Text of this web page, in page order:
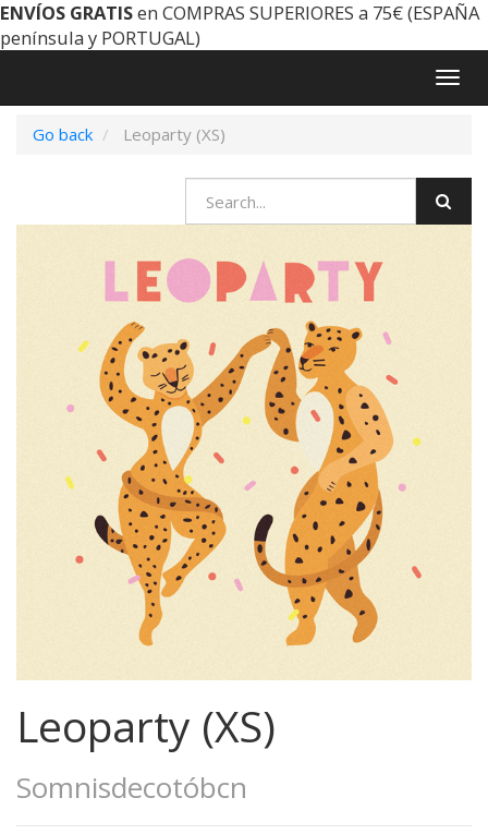
ENVÍOS GRATISen COMPRAS SUPERIORES a 75€ (ESPAÑA
península y PORTUGAL)
Go back
Leoparty (XS)
Leoparty (XS)
Somnisdecotóbcn